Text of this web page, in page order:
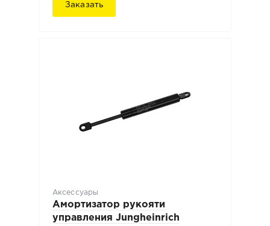
Заказать
Аксессуары
Амортизатор рукояти
управления Jungheinrich